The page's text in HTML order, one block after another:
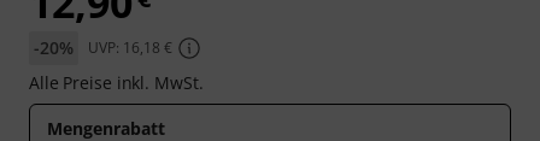
-20% UVP: 16,18 €
Alle Preise inkl. MwSt.
Mengenrabatt